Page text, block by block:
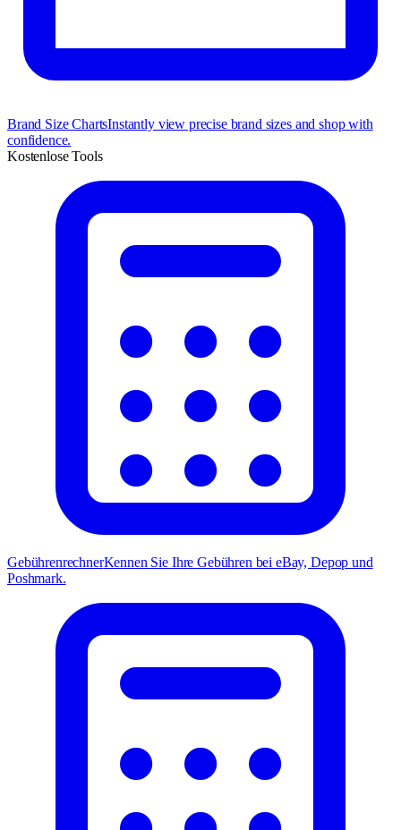
Brand Size ChartsInstantly view precise brand sizes and shop with
confidence.
Kostenlose Tools
GebührenrechnerKennen Sie Ihre Gebühren bei eBay, Depop und
Poshmark.